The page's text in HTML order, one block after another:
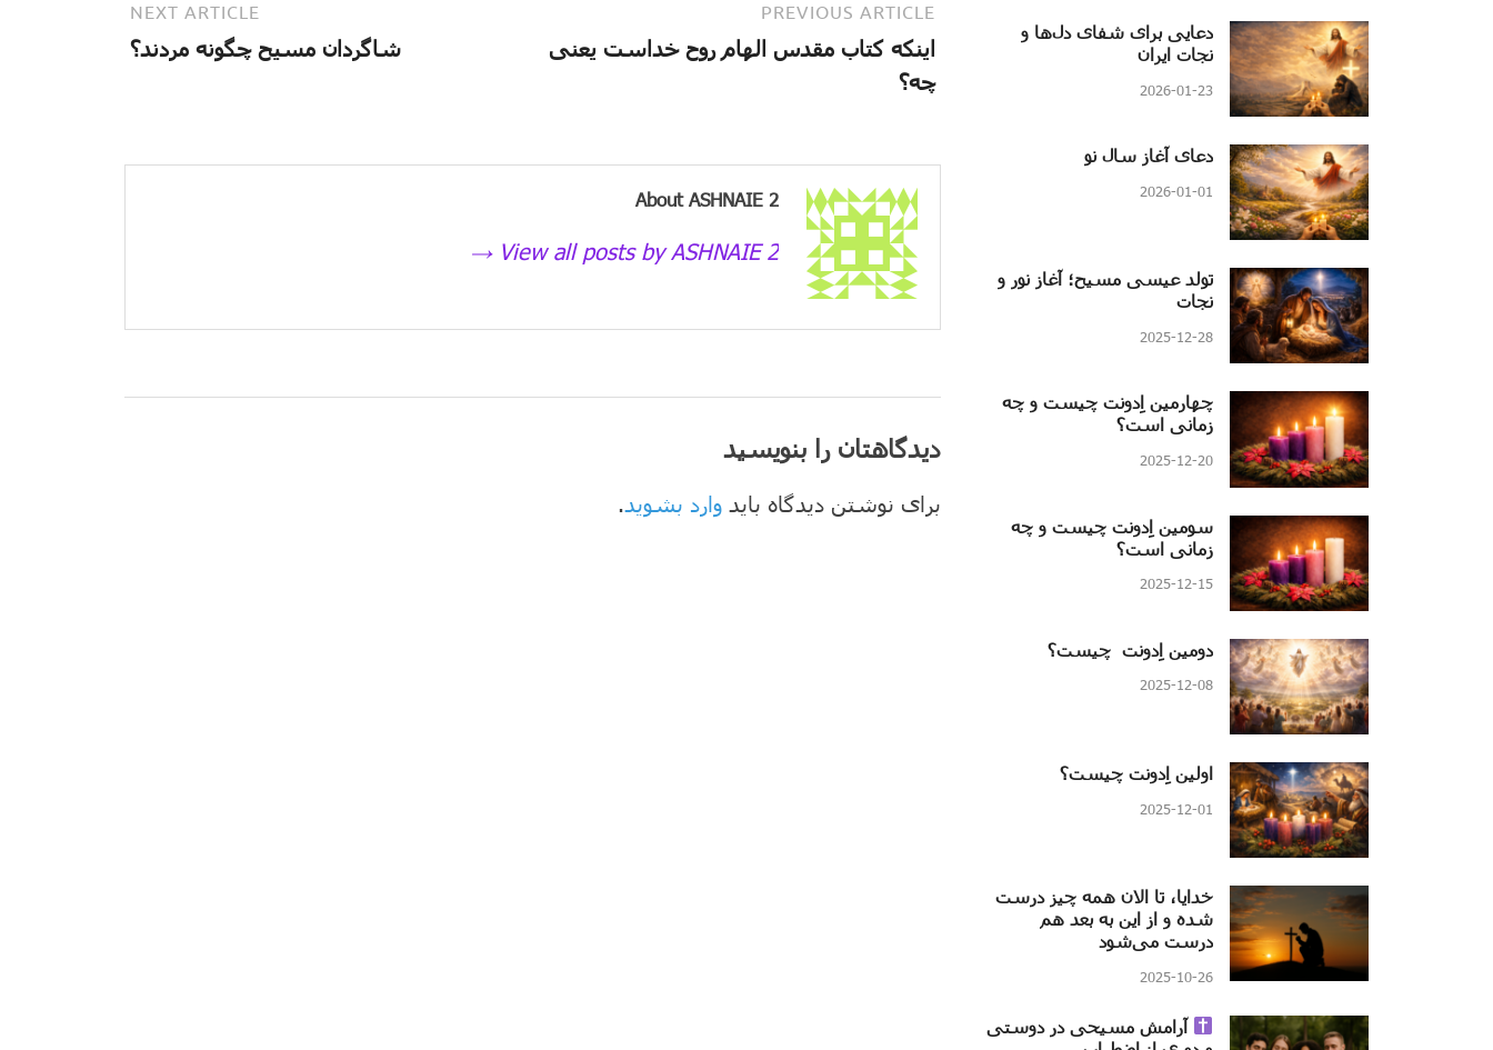
PREVIOUS ARTICLE
اینکه کتاب مقدس الهام روح خداست یعنی
چه؟
NEXT ARTICLE
شاگردان مسیح چگونه مردند؟
About ASHNAIE 2
View all posts by ASHNAIE 2 →
دیدگاهتان را بنویسید
برای نوشتن دیدگاه باید وارد بشوید.
دعایی برای شفای دل‌ها و
نجات ایران
2026-01-23
دعای آغاز سال نو
2026-01-01
تولد عیسی مسیح؛ آغاز نور و
نجات
2025-12-28
چهارمین اِدونت چیست و چه
زمانی است؟
2025-12-20
سومین اِدونت چیست و چه
زمانی است؟
2025-12-15
دومین اِدونت چیست؟
2025-12-08
اولین اِدونت چیست؟
2025-12-01
خدایا، تا الان همه چیز درست
شده و از این به بعد هم
درست می‌شود
2025-10-26
آرامش مسیحی در دوستی